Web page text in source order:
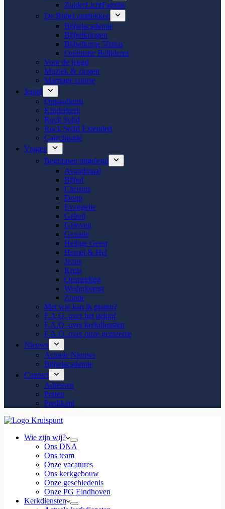
ZuiderLichtFamilie
De Bijbel ontdekken
Bijbelacademie
Bijbelkringen
Bijbelkring 50plus
Oriëntatie Belijdenis
Voor de jeugd
Muziek & zingen
Marriage course
Jeugd
Oppasdienst
Kinderkerk
Rock Solid
Rock Solid Extended
Catechisatie
Vragen
Begrippen uitgelegd
Avondmaal
Bijbel
Christus
Doop
Evangelie
Gebed
Geloven
Genade
Heilige Geest
Hemel & Hel
Jezus
Kruis
Opstanding
Wederkomst
Zonde
Met wie kan ik praten?
F.A.Q. over het geloof
F.A.Q. over kerkdiensten
F.A.Q. over onze gemeente
Nieuws
Actuele Nieuws
Bijbelacademie
Contact
Adressen
Praten
Predikant
Wie zijn wij?
Ons DNA
Ons team
Onze vacatures
Ons kerkgebouw
Onze geschiedenis
Onze PG Eindhoven
Kerkdiensten